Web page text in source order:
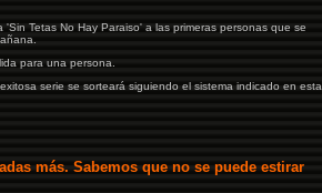
Tetas No Hay Paraiso' a las primeras personas que se
para una persona.
serie se sorteará siguiendo el sistema indicado en esta
más. Sabemos que no se puede estirar